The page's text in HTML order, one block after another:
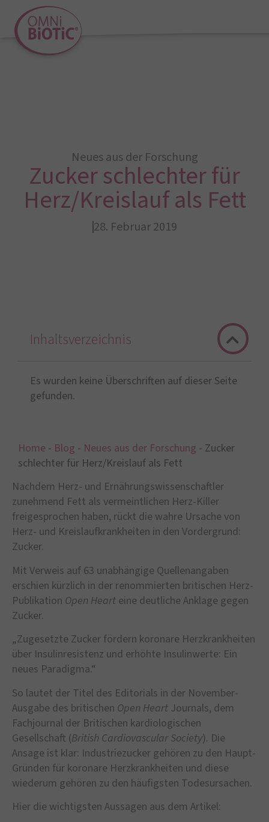
Neues aus der Forschung
Zucker schlechter für
Herz/Kreislauf als Fett
28. Februar 2019
Home - Blog - Neues aus der Forschung - Zucker
schlechter für Herz/Kreislauf als Fett
Nachdem Herz- und Ernährungswissenschaftler
zunehmend Fett als vermeintlichen Herz-Killer
freigesprochen haben, rückt die wahre Ursache von
Herz- und Kreislaufkrankheiten in den Vordergrund:
Zucker.
Mit Verweis auf 63 unabhängige Quellenangaben
erschien kürzlich in der renommierten britischen Herz-
Publikation Open Heart eine deutliche Anklage gegen
Zucker.
„Zugesetzte Zucker fördern koronare Herzkrankheiten
über Insulinresistenz und erhöhte Insulinwerte: Ein
neues Paradigma.“
So lautet der Titel des Editorials in der November-
Ausgabe des britischen Open Heart Journals, dem
Fachjournal der Britischen kardiologischen
Gesellschaft (British Cardiovascular Society). Die
Ansage ist klar: Industriezucker gehören zu den Haupt-
Gründen für koronare Herzkrankheiten und diese
wiederum gehören zu den häufigsten Todesursachen.
Hier die wichtigsten Aussagen aus dem Artikel:
Inhaltsverzeichnis
Es wurden keine Überschriften auf dieser Seite
gefunden.